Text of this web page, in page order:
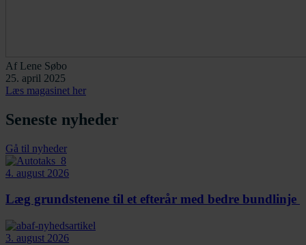
Af Lene Søbo
25. april 2025
Læs magasinet her
Seneste nyheder
Gå til nyheder
4. august 2026
Læg grundstenene til et efterår med bedre bundlinje
3. august 2026